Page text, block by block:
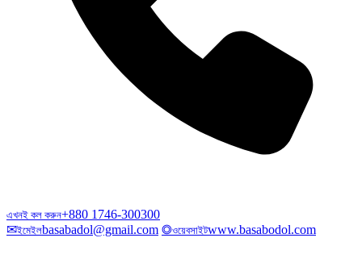
এখনই কল করুন+880 1746-300300
✉ইমেইলbasabadol@gmail.com ◎ওয়েবসাইটwww.basabodol.com